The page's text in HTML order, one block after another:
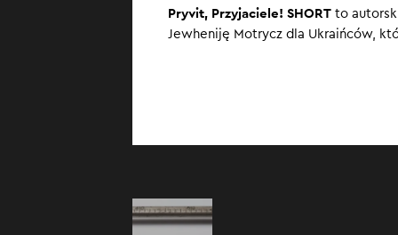
Pryvit, Przyjaciele! SHORT to
Jewheniję Motrycz dla Ukraińców,